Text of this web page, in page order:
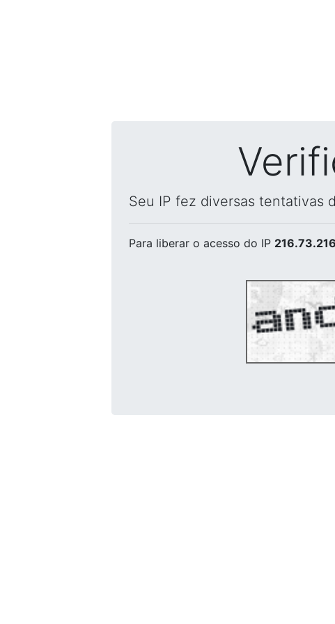
Seu IP fez diversas tentativas
Para liberar o acesso do IP